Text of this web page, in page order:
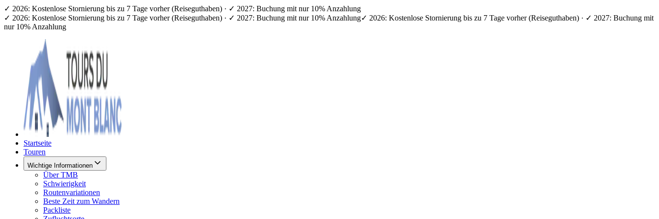
✓ 2026: Kostenlose Stornierung bis zu 7 Tage vorher (Reiseguthaben) · ✓ 2027: Buchung mit nur 10% Anzahlung
✓ 2026: Kostenlose Stornierung bis zu 7 Tage vorher (Reiseguthaben) · ✓ 2027: Buchung mit nur 10% Anzahlung✓ 2026: Kostenlose Stornierung bis zu 7 Tage vorher (Reiseguthaben) · ✓ 2027: Buchung mit
nur 10% Anzahlung
Startseite
Touren
Wichtige Informationen
Über TMB
Schwierigkeit
Routenvariationen
Beste Zeit zum Wandern
Packliste